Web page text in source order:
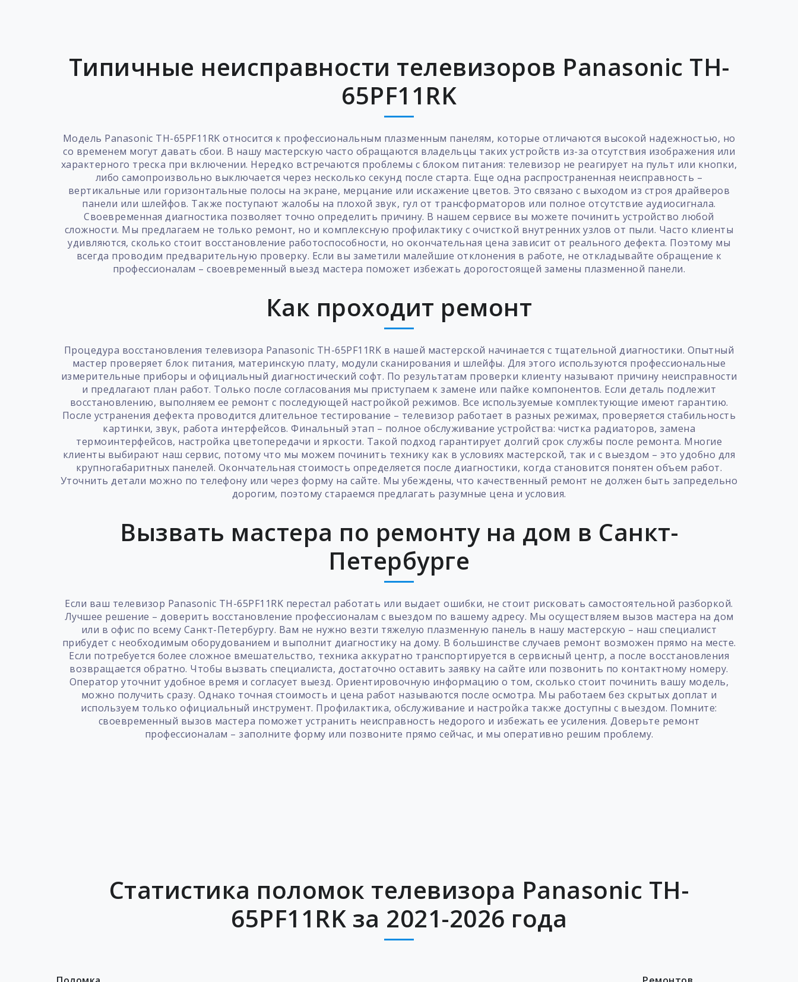
Типичные неисправности телевизоров Panasonic TH-
65PF11RK
Модель Panasonic TH-65PF11RK относится к профессиональным плазменным панелям, которые отличаются высокой надежностью, но
со временем могут давать сбои. В нашу мастерскую часто обращаются владельцы таких устройств из-за отсутствия изображения или
характерного треска при включении. Нередко встречаются проблемы с блоком питания: телевизор не реагирует на пульт или кнопки,
либо самопроизвольно выключается через несколько секунд после старта. Еще одна распространенная неисправность –
вертикальные или горизонтальные полосы на экране, мерцание или искажение цветов. Это связано с выходом из строя драйверов
панели или шлейфов. Также поступают жалобы на плохой звук, гул от трансформаторов или полное отсутствие аудиосигнала.
Своевременная диагностика позволяет точно определить причину. В нашем сервисе вы можете починить устройство любой
сложности. Мы предлагаем не только ремонт, но и комплексную профилактику с очисткой внутренних узлов от пыли. Часто клиенты
удивляются, сколько стоит восстановление работоспособности, но окончательная цена зависит от реального дефекта. Поэтому мы
всегда проводим предварительную проверку. Если вы заметили малейшие отклонения в работе, не откладывайте обращение к
профессионалам – своевременный выезд мастера поможет избежать дорогостоящей замены плазменной панели.
Как проходит ремонт
Процедура восстановления телевизора Panasonic TH-65PF11RK в нашей мастерской начинается с тщательной диагностики. Опытный
мастер проверяет блок питания, материнскую плату, модули сканирования и шлейфы. Для этого используются профессиональные
измерительные приборы и официальный диагностический софт. По результатам проверки клиенту называют причину неисправности
и предлагают план работ. Только после согласования мы приступаем к замене или пайке компонентов. Если деталь подлежит
восстановлению, выполняем ее ремонт с последующей настройкой режимов. Все используемые комплектующие имеют гарантию.
После устранения дефекта проводится длительное тестирование – телевизор работает в разных режимах, проверяется стабильность
картинки, звук, работа интерфейсов. Финальный этап – полное обслуживание устройства: чистка радиаторов, замена
термоинтерфейсов, настройка цветопередачи и яркости. Такой подход гарантирует долгий срок службы после ремонта. Многие
клиенты выбирают наш сервис, потому что мы можем починить технику как в условиях мастерской, так и с выездом – это удобно для
крупногабаритных панелей. Окончательная стоимость определяется после диагностики, когда становится понятен объем работ.
Уточнить детали можно по телефону или через форму на сайте. Мы убеждены, что качественный ремонт не должен быть запредельно
дорогим, поэтому стараемся предлагать разумные цена и условия.
Вызвать мастера по ремонту на дом в Санкт-
Петербурге
Если ваш телевизор Panasonic TH-65PF11RK перестал работать или выдает ошибки, не стоит рисковать самостоятельной разборкой.
Лучшее решение – доверить восстановление профессионалам с выездом по вашему адресу. Мы осуществляем вызов мастера на дом
или в офис по всему Санкт-Петербургу. Вам не нужно везти тяжелую плазменную панель в нашу мастерскую – наш специалист
прибудет с необходимым оборудованием и выполнит диагностику на дому. В большинстве случаев ремонт возможен прямо на месте.
Если потребуется более сложное вмешательство, техника аккуратно транспортируется в сервисный центр, а после восстановления
возвращается обратно. Чтобы вызвать специалиста, достаточно оставить заявку на сайте или позвонить по контактному номеру.
Оператор уточнит удобное время и согласует выезд. Ориентировочную информацию о том, сколько стоит починить вашу модель,
можно получить сразу. Однако точная стоимость и цена работ называются после осмотра. Мы работаем без скрытых доплат и
используем только официальный инструмент. Профилактика, обслуживание и настройка также доступны с выездом. Помните:
своевременный вызов мастера поможет устранить неисправность недорого и избежать ее усиления. Доверьте ремонт
профессионалам – заполните форму или позвоните прямо сейчас, и мы оперативно решим проблему.
Статистика поломок телевизора Panasonic TH-
65PF11RK за 2021-2026 года